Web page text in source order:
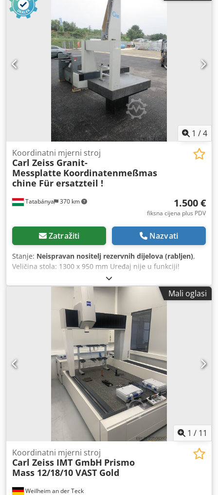
1 /4
Tatabánya 370 km
Koordinatni mjerni stroj
Carl Zeiss Granit-
Messplatte Koordinatenmeßmas
chine Für ersatzteil !
1.500 €
fiksna cijena plus PDV
Zatražiti Nazvati
Stanje: Neispravan nositelj rezervnih dijelova (rabljen),
Veličina stola: 1300 x 950 mm Uređaj nije u funkciji!
Chsdsicnk Eepfx Aa Doa prodajem šasije,
Mali oglasi
1 / 11
Weilheim an der Teck
Koordinatni mjerni stroj
Carl Zeiss IMT GmbH Prismo
Mass 12/18/10 VAST Gold